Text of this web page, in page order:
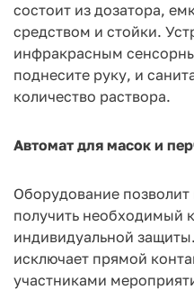
состоит из дозатора,
средством и стойки.
инфракрасным
поднесите руку, и
количество раствора.
Автомат для масок и
Оборудование позволит
получить необходимый
индивидуальной
исключает прямой
участниками